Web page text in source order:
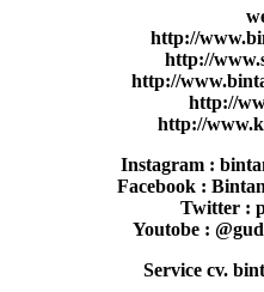
http://
http://
http://
http://
http://
Instagram :
Facebook :
Twitter :
Youtobe :
Service cv.